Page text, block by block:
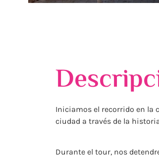
Iniciamos el recorrido en la
ciudad a través de la
Durante el tour, nos